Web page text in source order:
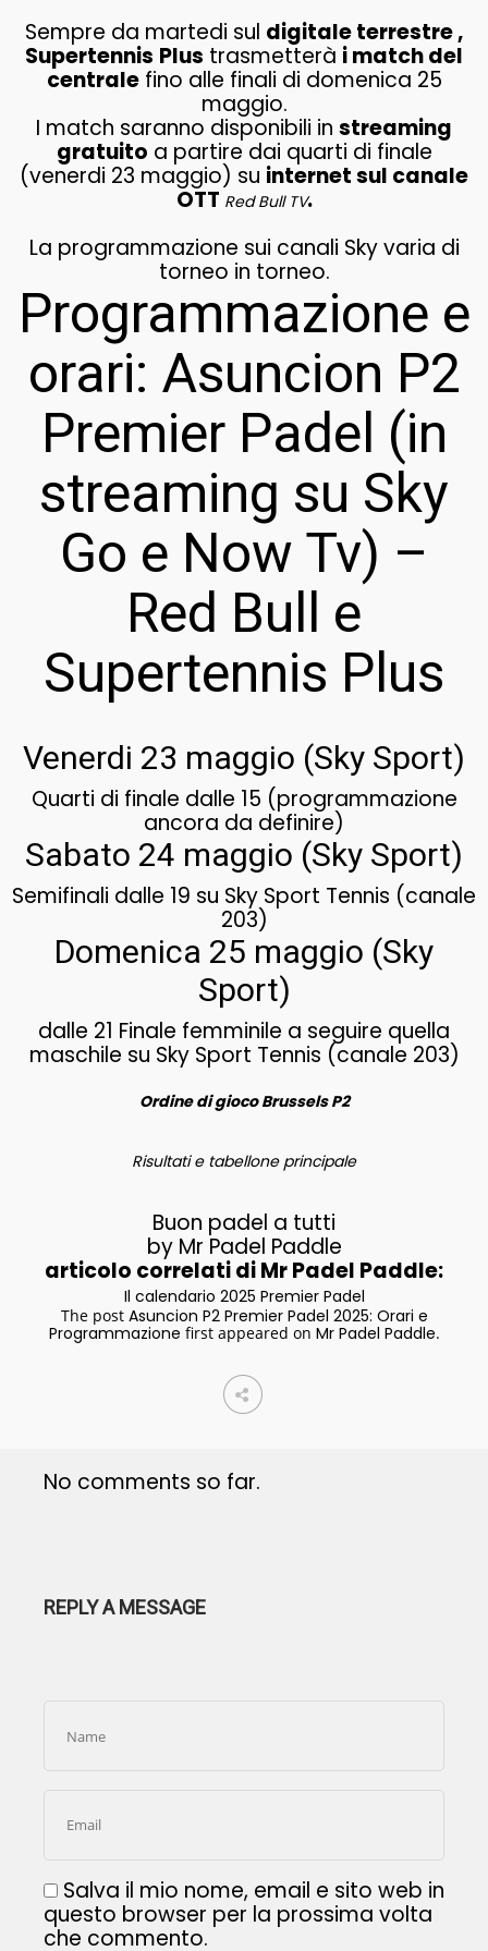
Sempre da martedi sul digitale terrestre ,
Supertennis Plus trasmetterà i match del
centralefino alle finali di domenica 25
maggio.
I match saranno disponibili in streaming
gratuito a partire dai quarti di finale
(venerdi 23 maggio) su internet sul canale
OTT Red Bull TV.
La programmazione sui canali Sky varia di
torneo in torneo.
Programmazione e
orari: Asuncion P2
Premier Padel (in
streaming su Sky
Go e Now Tv) –
Red Bull e
Supertennis Plus
Venerdi 23 maggio (Sky Sport)
Quarti di finale dalle 15 (programmazione
ancora da definire)
Sabato 24 maggio (Sky Sport)
Semifinali dalle 19 su Sky Sport Tennis (canale
203)
Domenica 25 maggio (Sky
Sport)
dalle 21 Finale femminile a seguire quella
maschile su Sky Sport Tennis (canale 203)
Ordine di gioco Brussels P2
Risultati e tabellone principale
Buon padel a tutti
by Mr Padel Paddle
articolo correlati di Mr Padel Paddle:
Il calendario 2025 Premier Padel
The post Asuncion P2 Premier Padel 2025: Orari e
Programmazione first appeared on Mr Padel Paddle.
No comments so far.
REPLY A MESSAGE
Salva il mio nome, email e sito web in
questo browser per la prossima volta
che commento.